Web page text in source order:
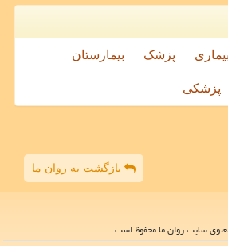
بیماری پزشک بیمارستان
پزشکی
بازگشت به روان ما